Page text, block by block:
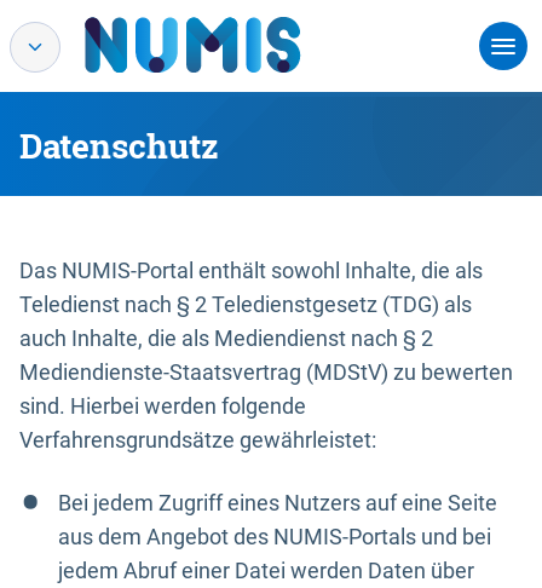
Datenschutz
Das NUMIS-Portal enthält sowohl Inhalte, die als
Teledienst nach § 2 Teledienstgesetz (TDG) als
auch Inhalte, die als Mediendienst nach § 2
Mediendienste-Staatsvertrag (MDStV) zu bewerten
sind. Hierbei werden folgende
Verfahrensgrundsätze gewährleistet:
Bei jedem Zugriff eines Nutzers auf eine Seite
aus dem Angebot des NUMIS-Portals und bei
jedem Abruf einer Datei werden Daten über